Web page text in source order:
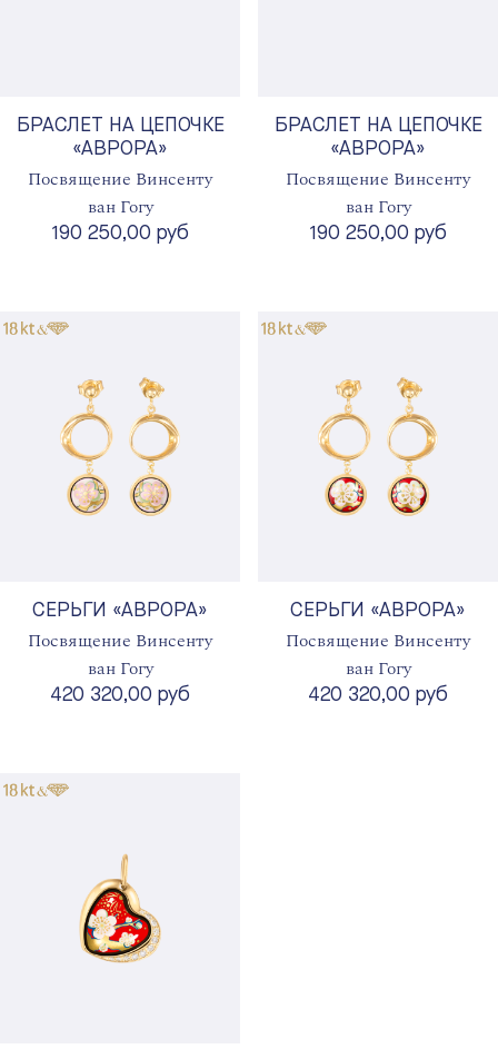
БРАСЛЕТ НА ЦЕПОЧКЕ
«АВРОРА»
Посвящение Винсенту
ван Гогу
190 250,00 руб
БРАСЛЕТ НА ЦЕПОЧКЕ
«АВРОРА»
Посвящение Винсенту
ван Гогу
190 250,00 руб
СЕРЬГИ «АВРОРА»
Посвящение Винсенту
ван Гогу
420 320,00 руб
СЕРЬГИ «АВРОРА»
Посвящение Винсенту
ван Гогу
420 320,00 руб